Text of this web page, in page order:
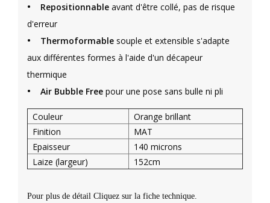
• Repositionnable avant d'être collé, pas de risque
d'erreur
• Thermoformable souple et extensible s'adapte
aux différentes formes à l'aide d'un décapeur
thermique
• Air Bubble Free pour une pose sans bulle ni pli
Couleur
Orange brillant
Finition
MAT
Epaisseur
140 microns
Laize (largeur)
152cm
Pour plus de détail Cliquez sur la fiche technique.